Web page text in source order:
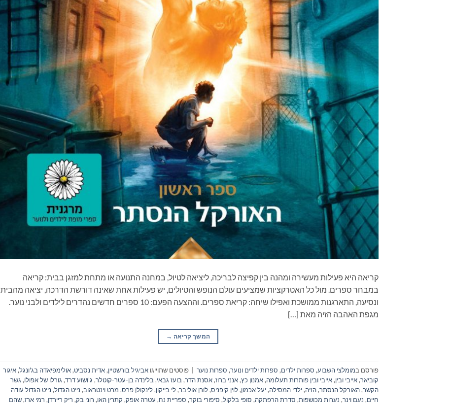
קריאה היא פעילות מעשירה ומהנה בין קפיצה לבריכה, ליציאה לטיול, במחנה התנועה או מתחת למזגן בבית: קריאה
במבחר ספרים. מול כל האטרקציות שמציעים עולם הנופש והטיולים, יש פעילות אחת שאינה דורשת הדרכה, יציאה מהבית
ונסיעה, התארגנות ממושכת ואפילו שיחה: קריאת ספרים. וההצעה הפעם: 10 ספרים חדשים נהדרים לילדים ולבני נוער.
מגפת האהבה הזיה מאת […]
המשך קריאה →
פורסם במומלצי השבוע, ספרות ילדים, ספרות ילדים ונוער, ספרות נוער פוסטים שתוייגו אביגיל בורשטיין,אדית נסביט,אולימפיאדה בג'ונגל,איגור
קוביאר,אייבי ובין,אייבי ובין פותרות תעלומה,אמנון כץ,אנני ברוז,אסנת הדר,בועז גבאי,בלינדה בן-עטר-קוטלר, ג'ושוע דרד, גורלו של אפולו, גשר
הקשר,האורקל הנסתר,הזיה,ילדי המסילה,יעל אכמון,לוין קיפניס,לורן אוליבר,לי בייקון,לינקולן פרס, מרט וינטראוב, נייט הגדול, נייט הגדול עודה
חיים, נעם וינר, נערות מכושפות, סדרת הרפתקה, סופי בלקול, סיפורי בוקר, ספריית נח, עטרה אופק, קתרין האו, רוני בק, ריק ריירדן, רמי ארז,שהם